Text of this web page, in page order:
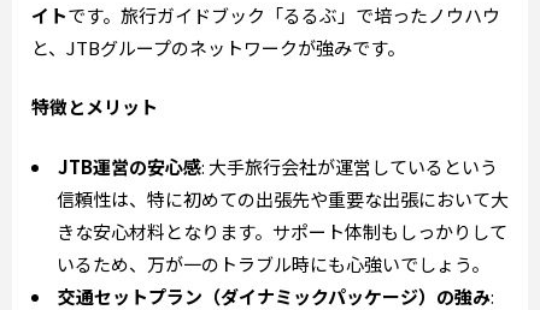
イトです。旅行ガイドブック「るるぶ」で培ったノウハウ
と、JTBグループのネットワークが強みです。
特徴とメリット
JTB運営の安心感: 大手旅行会社が運営しているという
信頼性は、特に初めての出張先や重要な出張において大
きな安心材料となります。サポート体制もしっかりして
いるため、万が一のトラブル時にも心強いでしょう。
交通セットプラン（ダイナミックパッケージ）の強み: